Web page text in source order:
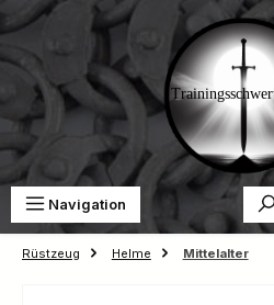
Zum Hauptinhalt springen
Navigation
Rüstzeug Helme Mittelalter